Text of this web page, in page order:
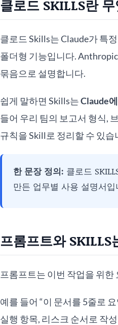
클로드 SKILLS란
클로드 Skills는 Claude가 특
폴더형 기능입니다.
묶음으로 설명합니다.
쉽게 말하면 Skills는Claude
들어 우리 팀의 보고서 형식,
규칙을 Skill로 정리할 수 있습
한 문장 정의: 클로드
만든 업무별 사용 설명서입
프롬프트와
프롬프트는 이번 작업을 위
예를 들어 “이 문서를 5줄로
실행 항목, 리스크 순서로 작